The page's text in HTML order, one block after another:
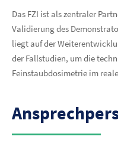
Das FZI ist als zentraler
Validierung des
liegt auf der
der Fallstudien, um die
Feinstaubdosimetrie im